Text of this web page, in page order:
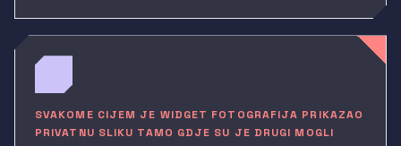
SVAKOME CIJEM JE WIDGET FOTOGRAFIJA PRIKAZAO
PRIVATNU SLIKU TAMO GDJE SU JE DRUGI MOGLI